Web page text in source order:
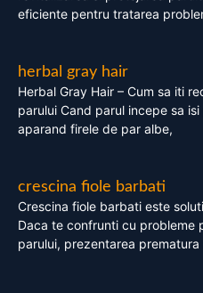
eficiente pentru tratarea
herbal gray hair
Herbal Gray Hair – Cum sa iti
parului Cand parul incepe sa
aparand firele de par albe,
crescina fiole barbati
Crescina fiole barbati este
Daca te confrunti cu probleme
parului, prezentarea prematura